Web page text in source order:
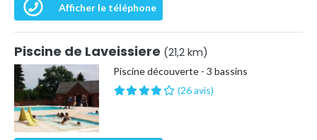
Afficher le téléphone
Piscine de Laveissiere (21,2 km)
Piscine découverte - 3 bassins
(26 avis)